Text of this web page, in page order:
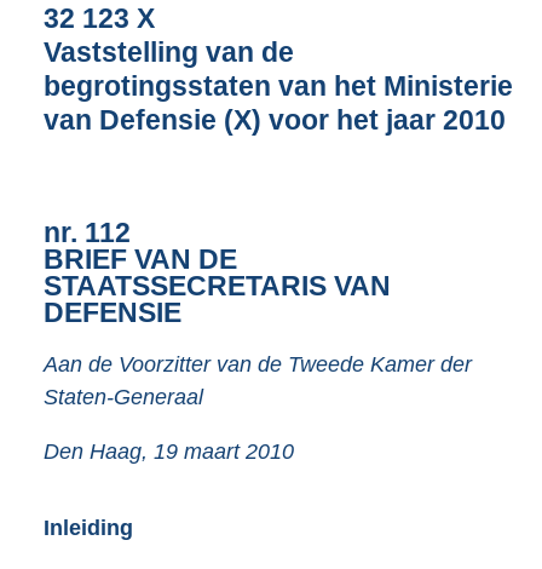
g
o
6
K
32 123 X
Vaststelling van de
begrotingsstaten van het Ministerie
van Defensie (X) voor het jaar 2010
nr. 112
BRIEF VAN DE
STAATSSECRETARIS VAN
DEFENSIE
Aan de Voorzitter van de Tweede Kamer der
Staten-Generaal
Den Haag, 19 maart 2010
Inleiding